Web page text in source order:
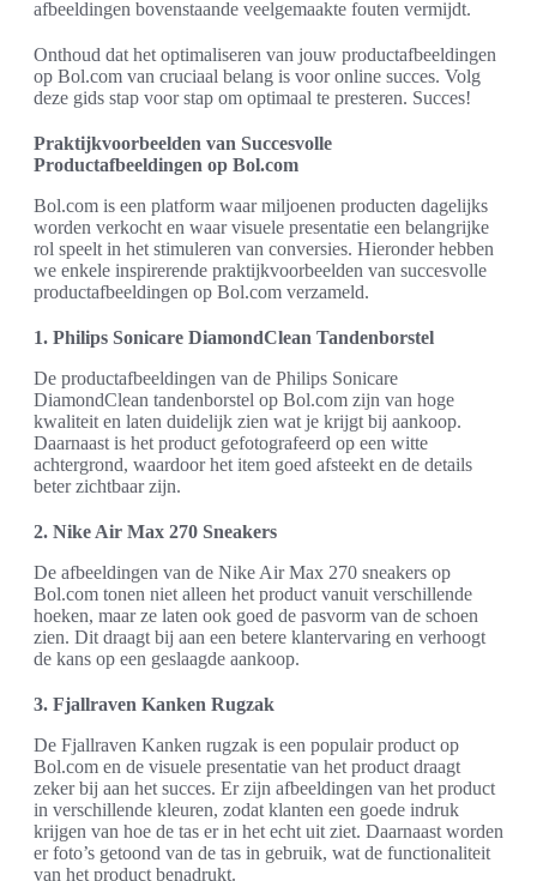
afbeeldingen bovenstaande veelgemaakte fouten vermijdt.
Onthoud dat het optimaliseren van jouw productafbeeldingen
op Bol.com van cruciaal belang is voor online succes. Volg
deze gids stap voor stap om optimaal te presteren. Succes!
Praktijkvoorbeelden van Succesvolle
Productafbeeldingen op Bol.com
Bol.com is een platform waar miljoenen producten dagelijks
worden verkocht en waar visuele presentatie een belangrijke
rol speelt in het stimuleren van conversies. Hieronder hebben
we enkele inspirerende praktijkvoorbeelden van succesvolle
productafbeeldingen op Bol.com verzameld.
1. Philips Sonicare DiamondClean Tandenborstel
De productafbeeldingen van de Philips Sonicare
DiamondClean tandenborstel op Bol.com zijn van hoge
kwaliteit en laten duidelijk zien wat je krijgt bij aankoop.
Daarnaast is het product gefotografeerd op een witte
achtergrond, waardoor het item goed afsteekt en de details
beter zichtbaar zijn.
2. Nike Air Max 270 Sneakers
De afbeeldingen van de Nike Air Max 270 sneakers op
Bol.com tonen niet alleen het product vanuit verschillende
hoeken, maar ze laten ook goed de pasvorm van de schoen
zien. Dit draagt bij aan een betere klantervaring en verhoogt
de kans op een geslaagde aankoop.
3. Fjallraven Kanken Rugzak
De Fjallraven Kanken rugzak is een populair product op
Bol.com en de visuele presentatie van het product draagt
zeker bij aan het succes. Er zijn afbeeldingen van het product
in verschillende kleuren, zodat klanten een goede indruk
krijgen van hoe de tas er in het echt uit ziet. Daarnaast worden
er foto’s getoond van de tas in gebruik, wat de functionaliteit
van het product benadrukt.